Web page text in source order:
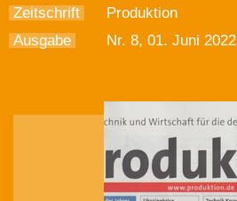
Zeitschrift
Produktion
Ausgabe
Nr. 8, 01. Juni 2022